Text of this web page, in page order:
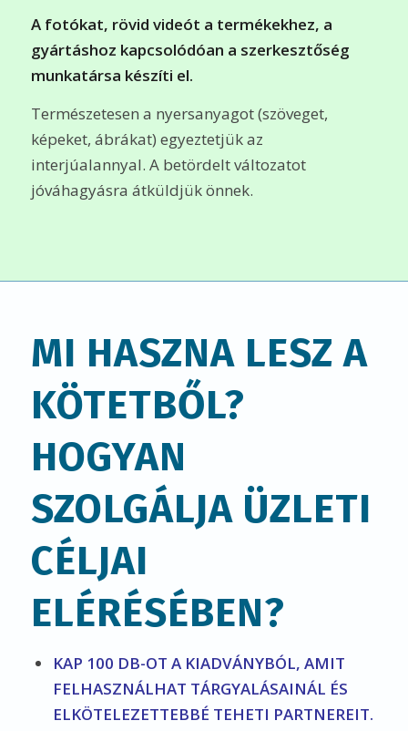
A fotókat, rövid videót a termékekhez, a
gyártáshoz kapcsolódóan a szerkesztőség
munkatársa készíti el.
Természetesen a nyersanyagot (szöveget,
képeket, ábrákat) egyeztetjük az
interjúalannyal. A betördelt változatot
jóváhagyásra átküldjük önnek.
MI HASZNA LESZ A
KÖTETBŐL?
HOGYAN
SZOLGÁLJA ÜZLETI
CÉLJAI
ELÉRÉSÉBEN?
KAP 100 DB-OT A KIADVÁNYBÓL, AMIT
FELHASZNÁLHAT TÁRGYALÁSAINÁL ÉS
ELKÖTELEZETTEBBÉ TEHETI PARTNEREIT.